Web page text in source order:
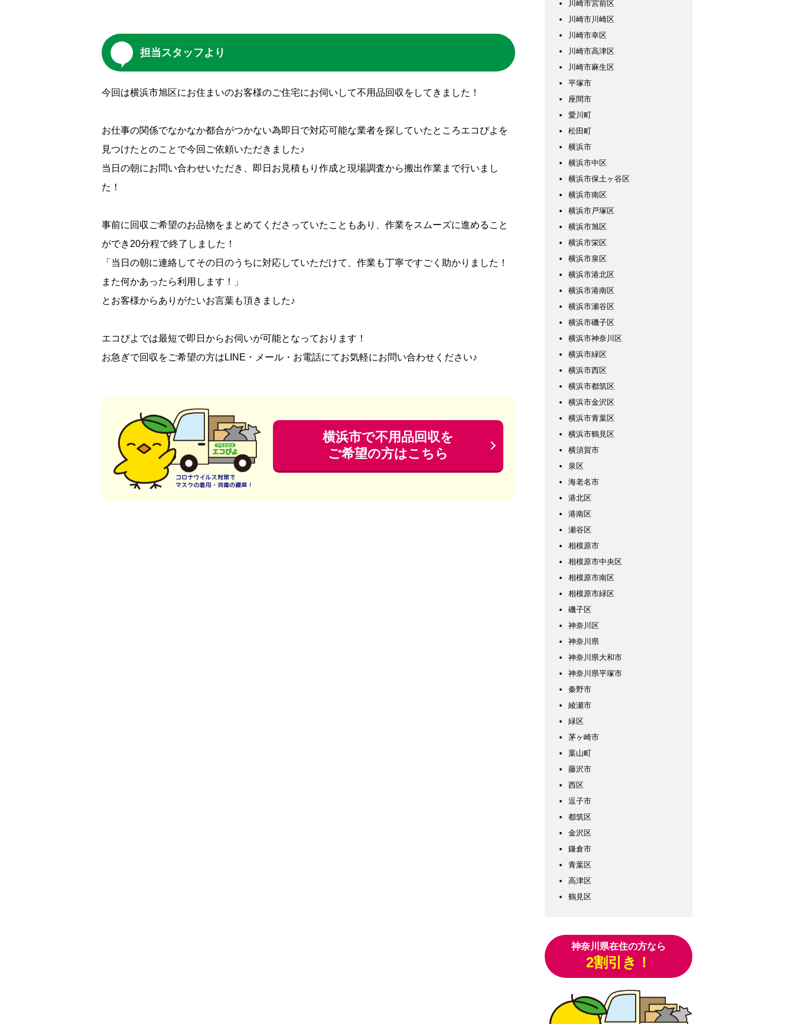
担当スタッフより
今回は横浜市旭区にお住まいのお客様のご住宅にお伺いして不用品回収をしてきました！
お仕事の関係でなかなか都合がつかない為即日で対応可能な業者を探していたところエコぴよを
見つけたとのことで今回ご依頼いただきました♪
当日の朝にお問い合わせいただき、即日お見積もり作成と現場調査から搬出作業まで行いまし
た！
事前に回収ご希望のお品物をまとめてくださっていたこともあり、作業をスムーズに進めること
ができ20分程で終了しました！
「当日の朝に連絡してその日のうちに対応していただけて、作業も丁寧ですごく助かりました！
また何かあったら利用します！」
とお客様からありがたいお言葉も頂きました♪
エコぴよでは最短で即日からお伺いが可能となっております！
お急ぎで回収をご希望の方はLINE・メール・お電話にてお気軽にお問い合わせください♪
横浜市で不用品回収を
ご希望の方はこちら
川崎市宮前区
川崎市川崎区
川崎市幸区
川崎市高津区
川崎市麻生区
平塚市
座間市
愛川町
松田町
横浜市
横浜市中区
横浜市保土ヶ谷区
横浜市南区
横浜市戸塚区
横浜市旭区
横浜市栄区
横浜市泉区
横浜市港北区
横浜市港南区
横浜市瀬谷区
横浜市磯子区
横浜市神奈川区
横浜市緑区
横浜市西区
横浜市都筑区
横浜市金沢区
横浜市青葉区
横浜市鶴見区
横須賀市
泉区
海老名市
港北区
港南区
瀬谷区
相模原市
相模原市中央区
相模原市南区
相模原市緑区
磯子区
神奈川区
神奈川県
神奈川県大和市
神奈川県平塚市
秦野市
綾瀬市
緑区
茅ヶ崎市
葉山町
藤沢市
西区
逗子市
都筑区
金沢区
鎌倉市
青葉区
高津区
鶴見区
神奈川県在住の方なら
2割引き！